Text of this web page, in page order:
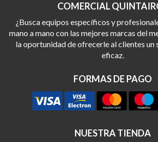
COMERCIAL
¿Busca equipos específicos y
mano a mano con las mejores marcas del
la oportunidad de ofrecerle al clientes un
eficaz.
FORMAS DE PAGO
NUESTRA TIENDA